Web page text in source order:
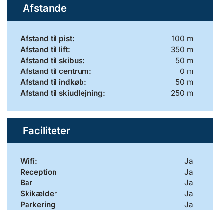
Afstande
Afstand til pist:
100 m
Afstand til lift:
350 m
Afstand til skibus:
50 m
Afstand til centrum:
0 m
Afstand til indkøb:
50 m
Afstand til skiudlejning:
250 m
Faciliteter
Wifi:
Ja
Reception
Ja
Bar
Ja
Skikælder
Ja
Parkering
Ja